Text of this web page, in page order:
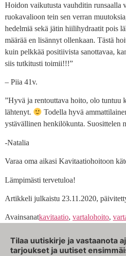
Hoidon vaikutusta vauhditin runsaalla
ruokavalioon tein sen verran
hedelmiä sekä jätin hiilihydraatit pois
määrää en lisännyt ollenkaan. Tästä
kuin pelkkää positiivista sanottavaa,
siis tutkitusti toimii!!!”
– Piia 41v.
”Hyvä ja rentouttava hoito, olo tuntuu
lähtenyt.
Todella hyvä
ystävällinen henkilökunta. Suosittelen
-Natalia
Varaa oma aikasi Kavitaatiohoitoon
Lämpimästi tervetuloa!
Artikkeli julkaistu 23.11.2020,
Avainsanatkavitaatio, vartalohoito,
Tilaa uutiskirje ja vastaanota
tarjoukset ja uutiset